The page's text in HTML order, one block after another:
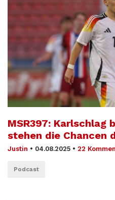
MSR397: Karlschlag
stehen die Chancen
Justin • 04.08.2025 • 22
Podcast